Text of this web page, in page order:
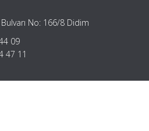
No: 166/8 Didim
09
47 11